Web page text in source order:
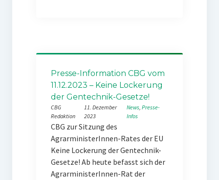
Presse-Information CBG vom
11.12.2023 – Keine Lockerung
der Gentechnik-Gesetze!
CBG
Redaktion
11. Dezember
2023
News, Presse-
Infos
CBG zur Sitzung des
AgrarministerInnen-Rates der EU
Keine Lockerung der Gentechnik-
Gesetze! Ab heute befasst sich der
AgrarministerInnen-Rat der